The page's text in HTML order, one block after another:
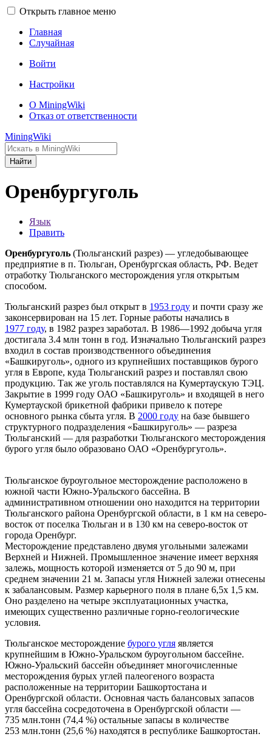
Открыть главное меню
Главная
Случайная
Войти
Настройки
О MiningWiki
Отказ от ответственности
MiningWiki
Найти
Оренбургуголь
Язык
Править
Оренбургуголь (Тюльганский разрез) — угледобывающее
предприятие в п. Тюльган, Оренбургская область, РФ. Ведет
отработку Тюльганского месторождения угля открытым
способом.
Тюльганский разрез был открыт в 1953 году и почти сразу же
законсервирован на 15 лет. Горные работы начались в
1977 году, в 1982 разрез заработал. В 1986—1992 добыча угля
достигала 3.4 млн тонн в год. Изначально Тюльганский разрез
входил в состав производственного объединения
«Башкируголь», одного из крупнейших поставщиков бурого
угля в Европе, куда Тюльганский разрез и поставлял свою
продукцию. Так же уголь поставлялся на Кумертаускую ТЭЦ.
Закрытие в 1999 году ОАО «Башкируголь» и входящей в него
Кумертауской брикетной фабрики привело к потере
основного рынка сбыта угля. В 2000 году на базе бывшего
структурного подразделения «Башкируголь» — разреза
Тюльганский — для разработки Тюльганского месторождения
бурого угля было образовано ОАО «Оренбургуголь».
Тюльганское буроугольное месторождение расположено в
южной части Южно-Уральского бассейна. В
административном отношении оно находится на территории
Тюльганского района Оренбургской области, в 1 км на северо-
восток от поселка Тюльган и в 130 км на северо-восток от
города Оренбург.
Месторождение представлено двумя угольными залежами
Верхней и Нижней. Промышленное значение имеет верхняя
залежь, мощность которой изменяется от 5 до 90 м, при
среднем значении 21 м. Запасы угля Нижней залежи отнесены
к забалансовым. Размер карьерного поля в плане 6,5х 1,5 км.
Оно разделено на четыре эксплуатационных участка,
имеющих существенно различные горно-геологические
условия.
Тюльганское месторождение бурого угля является
крупнейшим в Южно-Уральском буроугольном бассейне.
Южно-Уральский бассейн объединяет многочисленные
месторождения бурых углей палеогеного возраста
расположенные на территории Башкортостана и
Оренбургской области. Основная часть балансовых запасов
угля бассейна сосредоточена в Оренбургской области —
735 млн.тонн (74,4 %) остальные запасы в количестве
253 млн.тонн (25,6 %) находятся в республике Башкортостан.